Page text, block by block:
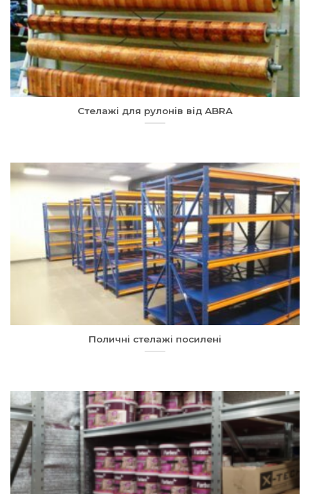
Стелажі для рулонів від ABRA
Поличні стелажі посилені